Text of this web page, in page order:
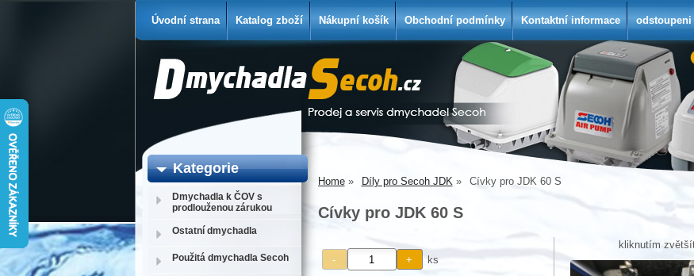
Úvodní strana Katalog zboží Nákupní košík Obchodní podmínky Kontaktní informace
Home Díly pro Secoh JDK Cívky pro JDK 60 S
Cívky pro JDK 60 S
kliknutím
ks
Kategorie
Dmychadla k ČOV s
prodlouženou zárukou
Ostatní dmychadla
Použitá dmychadla Secoh